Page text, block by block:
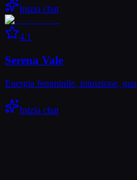
Inizia chat
4.1
Serena Vale
Energia femminile, intuizione,
Inizia chat